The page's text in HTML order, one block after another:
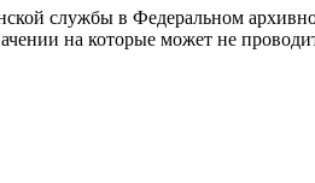
службы в Федеральном
на которые может не